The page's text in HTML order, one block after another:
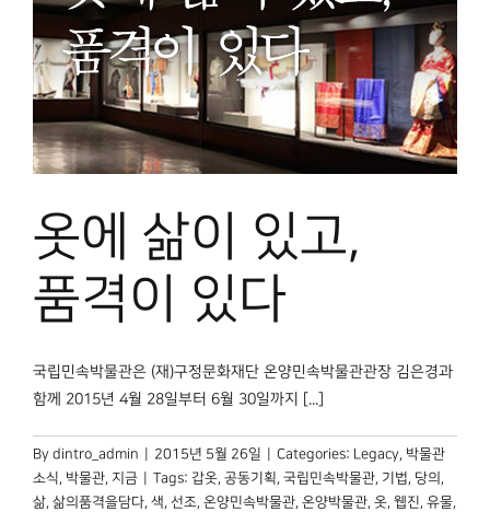
민속이야기
민속 인사이드
박물관 홈페이지
옷에 삶이 있고,
품격이 있다
국립민속박물관은 (재)구정문화재단 온양민속박물관관장 김은경과
함께 2015년 4월 28일부터 6월 30일까지 [...]
By dintro_admin 2015년 5월 26일 Categories: Legacy, 박물관
소식, 박물관, 지금 Tags: 갑옷, 공동기획, 국립민속박물관, 기법, 당의 ,
삶, 삶의품격을담다, 색, 선조, 온양민속박물관, 온양박물관, 옷, 웹진, 유물,